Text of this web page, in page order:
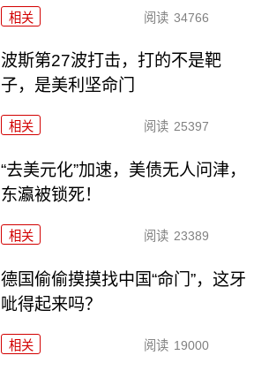
相关 阅读 34766
波斯第27波打击，打的不是靶
子，是美利坚命门
相关 阅读 25397
“去美元化”加速，美债无人问津，
东瀛被锁死！
相关 阅读 23389
德国偷偷摸摸找中国“命门”，这牙
呲得起来吗？
相关 阅读 19000